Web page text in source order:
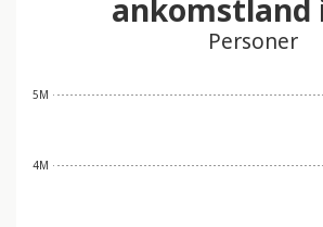
4M
5M
ankomstland
Personer